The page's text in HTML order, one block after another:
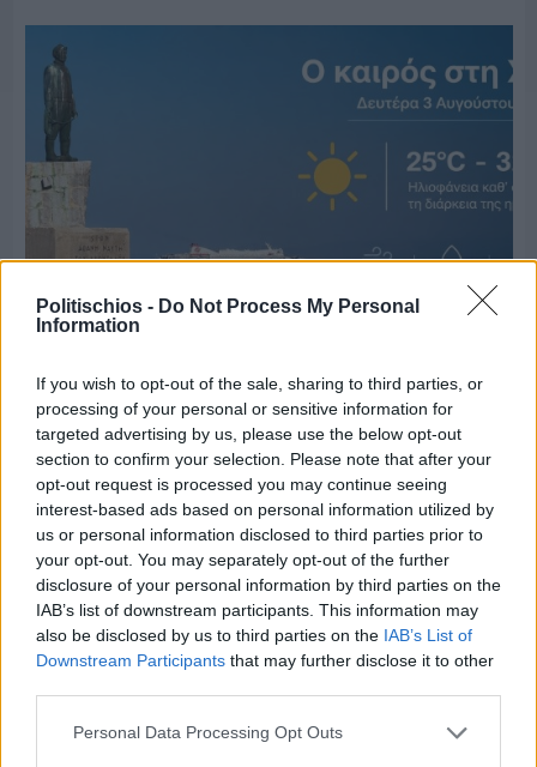
Politischios - Do Not Process My Personal
Information
If you wish to opt-out of the sale, sharing to third parties, or
processing of your personal or sensitive information for
targeted advertising by us, please use the below opt-out
section to confirm your selection. Please note that after your
opt-out request is processed you may continue seeing
interest-based ads based on personal information utilized by
us or personal information disclosed to third parties prior to
your opt-out. You may separately opt-out of the further
disclosure of your personal information by third parties on the
IAB’s list of downstream participants. This information may
also be disclosed by us to third parties on the IAB’s List of
Downstream Participants that may further disclose it to other
Personal Data Processing Opt Outs
Πριν 2 ημέρες
Ο καιρός στη Χίο, σήμερα 3 Αυγούστου 2026
Διαφήμιση